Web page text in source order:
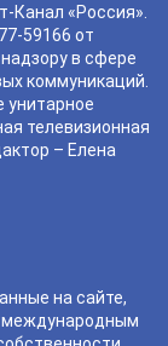
Канал «Россия».
59166 от
в сфере
коммуникаций.
унитарное
телевизионная
– Елена
на сайте,
международным